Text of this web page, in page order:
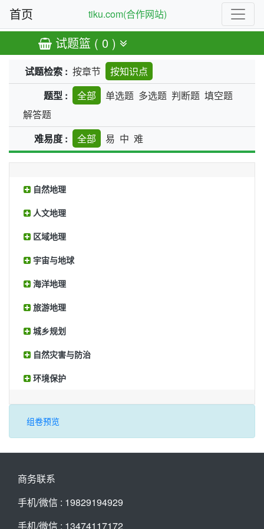
首页 tiku.com(合作网站)
试题篮 ( 0 )
试题检索 : 按章节
按知识点
题型 :
全部 单选题 多选题 判断题 填空题
解答题
难易度 :
全部 易 中 难
自然地理
人文地理
区域地理
宇宙与地球
海洋地理
旅游地理
城乡规划
自然灾害与防治
环境保护
组卷预览
商务联系
手机/微信 : 19829194929
手机/微信 : 13474117172